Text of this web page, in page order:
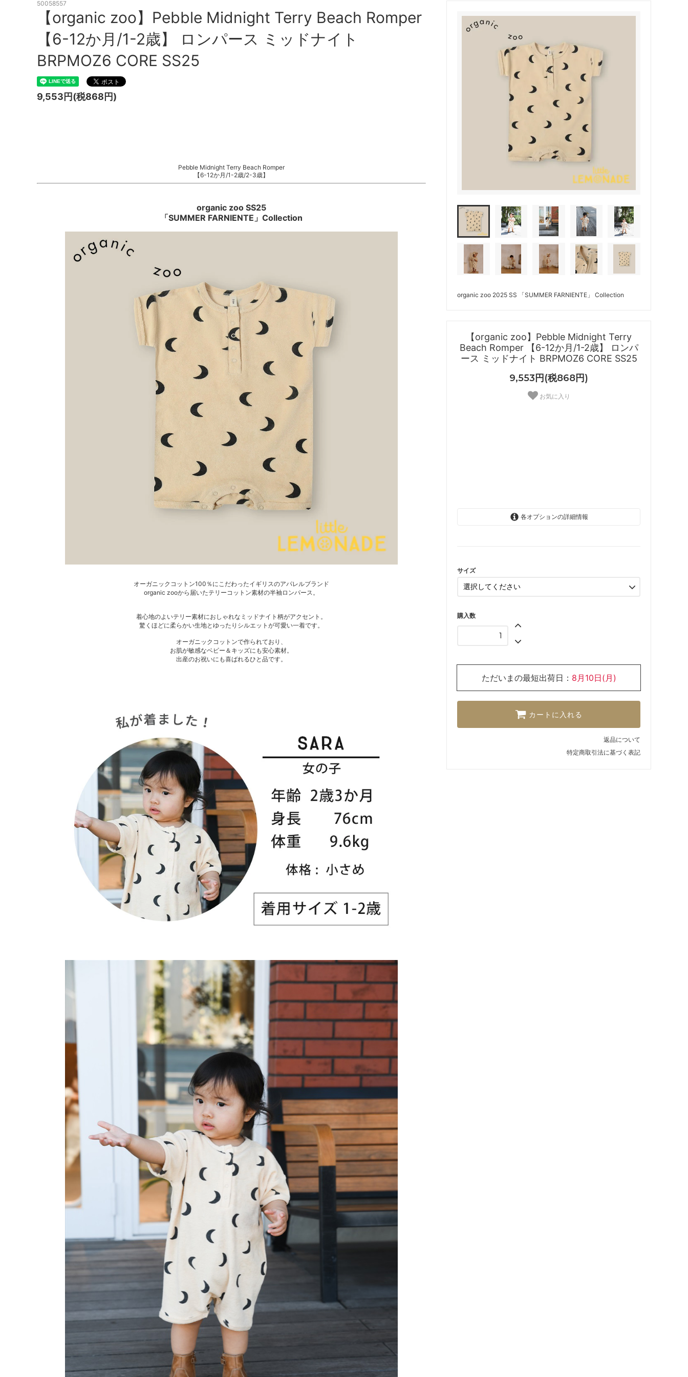
organic zoo 2025 SS 「SUMMER FARNIENTE」 Collection
【organic zoo】Pebble Midnight Terry
Beach Romper 【6-12か月/1-2歳】 ロンパ
ース ミッドナイト BRPMOZ6 CORE SS25
9,553円(税868円)
お気に入り
各オプションの詳細情報
サイズ
購入数
ただいまの最短出荷日： 8月10日(月)
カートに入れる
返品について
特定商取引法に基づく表記
50058557
【organic zoo】Pebble Midnight Terry Beach Romper
【6-12か月/1-2歳】 ロンパース ミッドナイト
BRPMOZ6 CORE SS25
9,553円(税868円)
Pebble Midnight Terry Beach Romper
【6-12か月/1-2歳/2-3歳】
organic zoo SS25
「SUMMER FARNIENTE」Collection
オーガニックコットン100％にこだわったイギリスのアパレルブランド
organic zooから届いたテリーコットン素材の半袖ロンパース。
着心地のよいテリー素材におしゃれなミッドナイト柄がアクセント。
驚くほどに柔らかい生地とゆったりシルエットが可愛い一着です。
オーガニックコットンで作られており、
お肌が敏感なベビー＆キッズにも安心素材。
出産のお祝いにも喜ばれるひと品です。